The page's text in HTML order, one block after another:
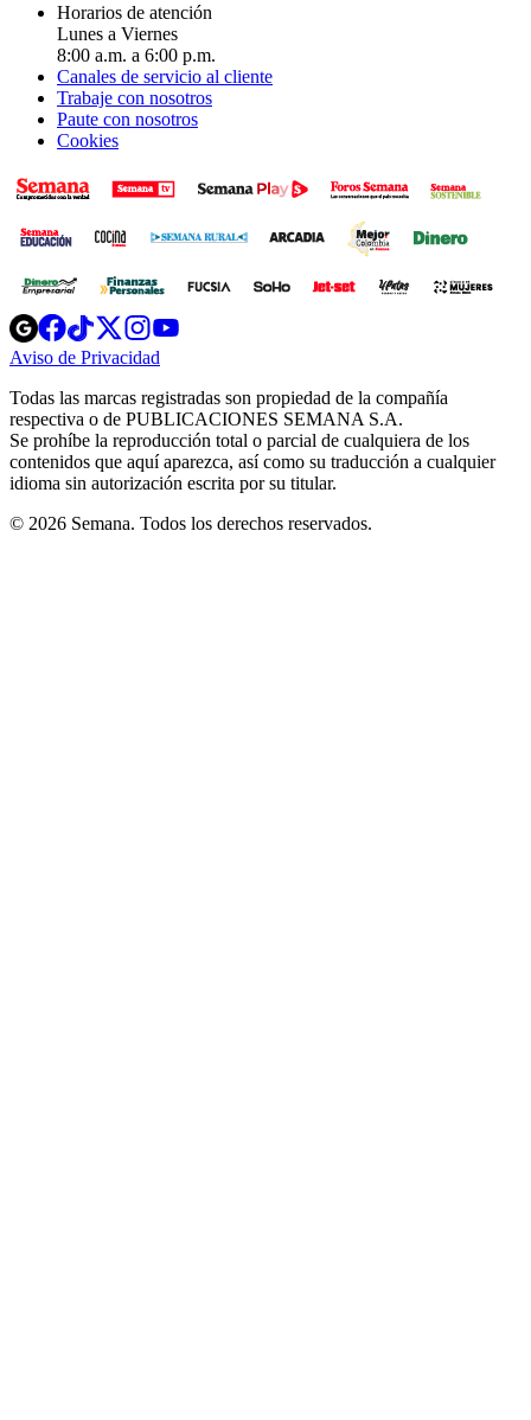
Horarios de atención
Lunes a Viernes
8:00 a.m. a 6:00 p.m.
Canales de servicio al cliente
Trabaje con nosotros
Paute con nosotros
Cookies
Opens
in
new
Opens
in
new
Opens
in
new
window
Opens
new
windowwindow
Aviso de Privacidad
new
window
Todas las marcas registradas son propiedad de la compañía
respectiva o de PUBLICACIONES SEMANA S.A.
Se prohíbe la reproducción total o parcial de cualquiera de los
contenidos que aquí aparezca, así como su traducción a cualquier
idioma sin autorización escrita por su titular.
© 2026 Semana. Todos los derechos reservados.